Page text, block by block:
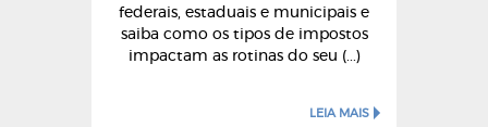
federais, estaduais e municipais e
saiba como os tipos de impostos
impactam as rotinas do seu (...)
LEIA MAIS